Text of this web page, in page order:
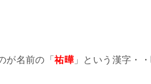
名前の「祐曄」という漢字・・